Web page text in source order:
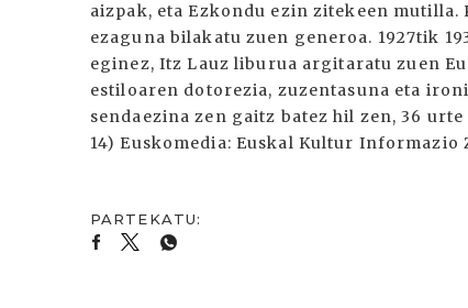
aizpak, eta Ezkondu ezin zitekeen
ezaguna bilakatu zuen generoa. 1927tik
eginez, Itz Lauz liburua argitaratu zuen
estiloaren dotorezia, zuzentasuna eta
sendaezina zen gaitz batez hil zen, 36
14) Euskomedia: Euskal Kultur